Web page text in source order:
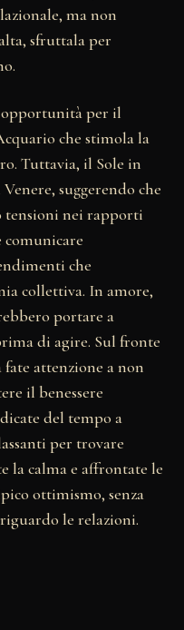
ma non
sfruttala per
opportunità per il
che stimola la
Tuttavia, il Sole in
suggerendo che
tensioni nei rapporti
che
collettiva. In amore,
portare a
di agire. Sul fronte
attenzione a non
il benessere
del tempo a
per trovare
la calma e affrontate le
ottimismo, senza
le relazioni.